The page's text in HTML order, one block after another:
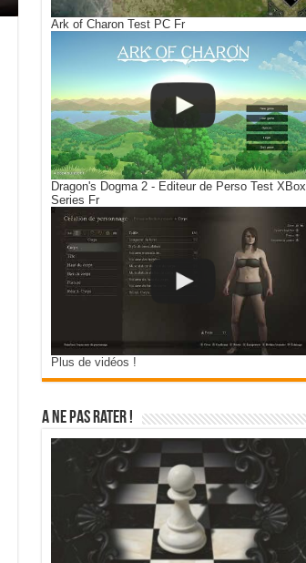
Ark of Charon Test PC Fr
Dragon's Dogma 2 - Editeur de Perso Test XBox
Series Fr
Plus de vidéos !
A ne pas rater !